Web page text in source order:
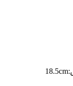
طول:22cm عرض:18.5cm